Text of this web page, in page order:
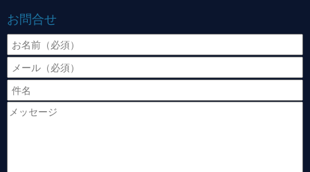
お問合せ